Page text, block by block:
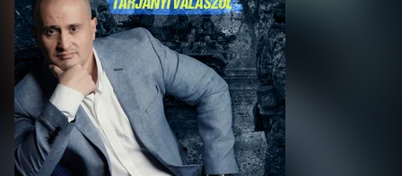
Arcaink
Műsor